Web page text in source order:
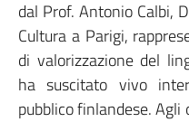
dal Prof. Antonio Calbi,
Cultura a Parigi,
di valorizzazione del
ha suscitato vivo
pubblico finlandese.